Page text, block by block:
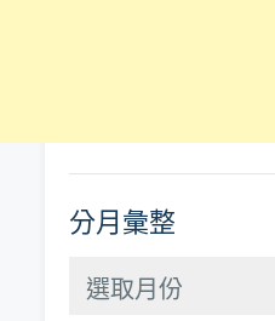
分月彙整
分